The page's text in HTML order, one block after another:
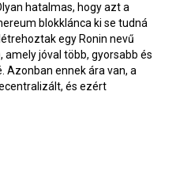
hatalmas, hogy azt a
blokklánca ki se tudná
egy Ronin nevű
amely jóval több, gyorsabb és
Azonban ennek ára van, a
és ezért